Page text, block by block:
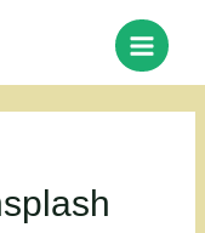
Main
Menu